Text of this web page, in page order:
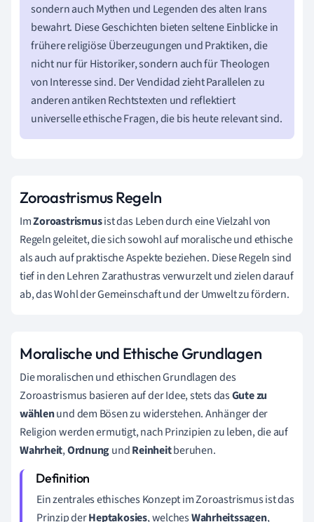
sondern auch Mythen und Legenden des alten Irans
bewahrt. Diese Geschichten bieten seltene Einblicke in
frühere religiöse Überzeugungen und Praktiken, die
nicht nur für Historiker, sondern auch für Theologen
von Interesse sind. Der Vendidad zieht Parallelen zu
anderen antiken Rechtstexten und reflektiert
universelle ethische Fragen, die bis heute relevant sind.
Zoroastrismus Regeln
ImZoroastrismusist das Leben durch eine Vielzahl von
Regeln geleitet, die sich sowohl auf moralische und ethische
als auch auf praktische Aspekte beziehen. Diese Regeln sind
tief in den Lehren Zarathustras verwurzelt und zielen darauf
ab, das Wohl der Gemeinschaft und der Umwelt zu fördern.
Moralische und Ethische Grundlagen
Die moralischen und ethischen Grundlagen des
Zoroastrismus basieren auf der Idee, stets dasGute zu
wählenund dem Bösen zu widerstehen. Anhänger der
Religion werden ermutigt, nach Prinzipien zu leben, die auf
Wahrheit,OrdnungundReinheitberuhen.
Ein zentrales ethisches Konzept im Zoroastrismus ist das
Prinzip derHeptakosies, welchesWahrheitssagen,